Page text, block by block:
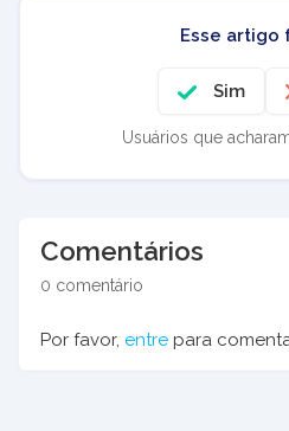
Esse artigo
Sim
Usuários que
Comentários
0 comentário
Por favor, entre para